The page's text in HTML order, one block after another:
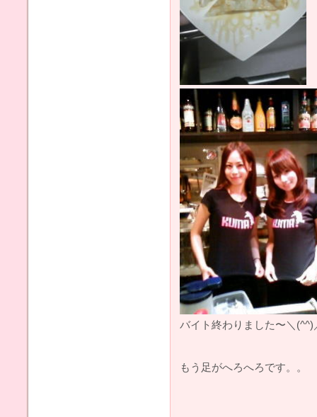
バイト終わりました〜＼(^^)
もう足がへろへろです。。